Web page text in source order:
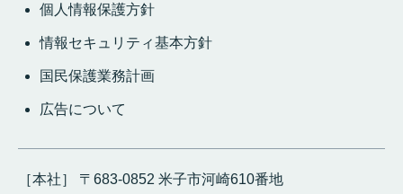
個人情報保護方針
情報セキュリティ基本方針
国民保護業務計画
広告について
［本社］ 〒683-0852 米子市河崎610番地